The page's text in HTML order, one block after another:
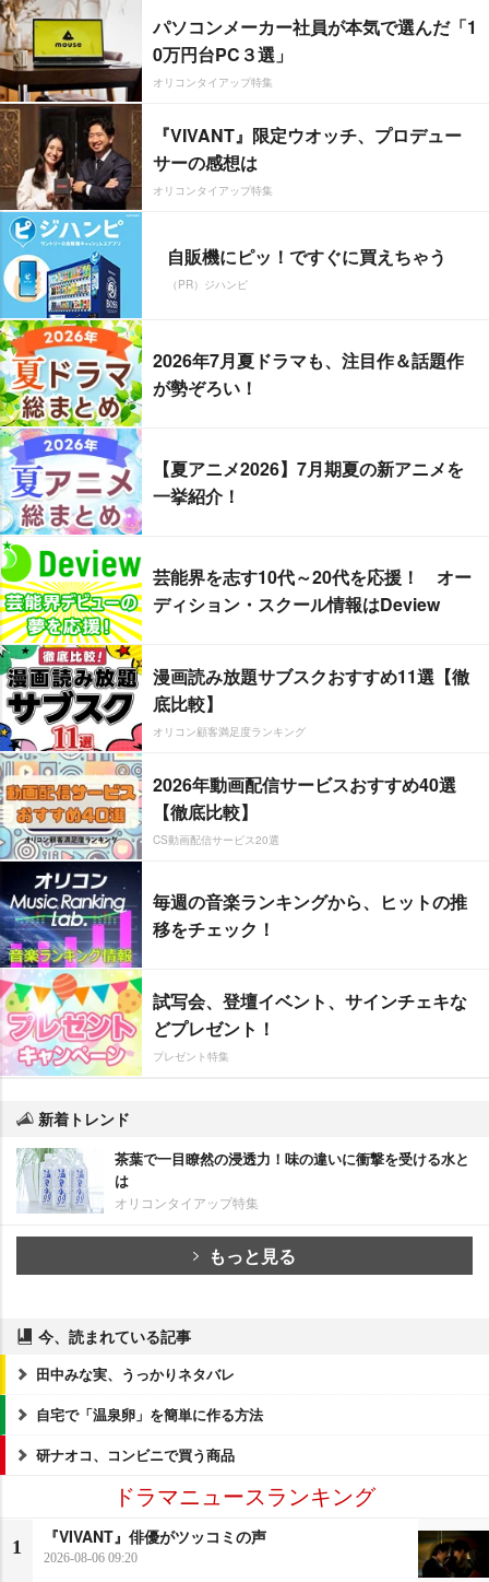
パソコンメーカー社員が本気で選んだ「1
0万円台PC３選」
オリコンタイアップ特集
『VIVANT』限定ウオッチ、プロデュー
サーの感想は
オリコンタイアップ特集
自販機にピッ！ですぐに買えちゃう
（PR）ジハンピ
2026年7月夏ドラマも、注目作＆話題作
が勢ぞろい！
【夏アニメ2026】7月期夏の新アニメを
一挙紹介！
芸能界を志す10代～20代を応援！ オー
ディション・スクール情報はDeview
漫画読み放題サブスクおすすめ11選【徹
底比較】
オリコン顧客満足度ランキング
2026年動画配信サービスおすすめ40選
【徹底比較】
CS動画配信サービス20選
毎週の音楽ランキングから、ヒットの推
移をチェック！
試写会、登壇イベント、サインチェキな
どプレゼント！
プレゼント特集
新着トレンド
茶葉で一目瞭然の浸透力！味の違いに衝撃を受ける水と
は
オリコンタイアップ特集
もっと見る
今、読まれている記事
田中みな実、うっかりネタバレ
自宅で「温泉卵」を簡単に作る方法
研ナオコ、コンビニで買う商品
ドラマニュースランキング
1
『VIVANT』俳優がツッコミの声
2026-08-06 09:20